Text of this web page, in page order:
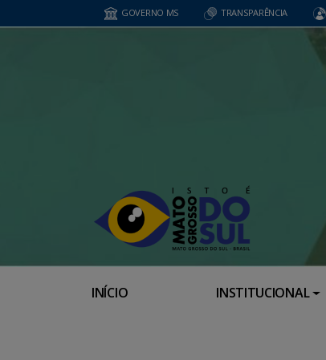
GOVERNO MS TRANSPARÊNCIA
INÍCIO INSTITUCIONAL